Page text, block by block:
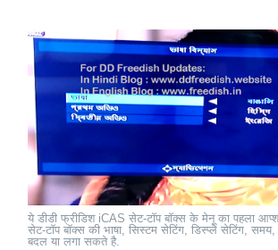
ये डीडी फ्रीडिश iCAS सेट-टॉप बॉक्स के मेनू का पहला
सेट-टॉप बॉक्स की भाषा, सिस्टम सेटिंग, डिस्प्ले सेटिंग,
बदल या लगा सकते है.